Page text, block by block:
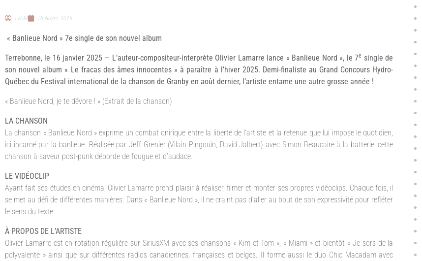
TVRM 16 janvier 2025
« Banlieue Nord » 7e single de son nouvel album
Terrebonne, le 16 janvier 2025 — L’auteur-compositeur-interprète Olivier Lamarre lance « Banlieue Nord », le 7e single de
son nouvel album « Le fracas des âmes innocentes » à paraître à l’hiver 2025. Demi-finaliste au Grand Concours Hydro-
Québec du Festival international de la chanson de Granby en août dernier, l’artiste entame une autre grosse année !
« Banlieue Nord, je te dévore ! » (Extrait de la chanson)
LA CHANSON
La chanson « Banlieue Nord » exprime un combat onirique entre la liberté de l’artiste et la retenue que lui impose le quotidien,
ici incarné par la banlieue. Réalisée par Jeff Grenier (Vilain Pingouin, David Jalbert) avec Simon Beaucaire à la batterie, cette
chanson à saveur post-punk déborde de fougue et d’audace.
LE VIDÉOCLIP
Ayant fait ses études en cinéma, Olivier Lamarre prend plaisir à réaliser, filmer et monter ses propres vidéoclips. Chaque fois, il
se met au défi de différentes manières. Dans « Banlieue Nord », il ne craint pas d’aller au bout de son expressivité pour refléter
le sens du texte.
À PROPOS DE L’ARTISTE
Olivier Lamarre est en rotation régulière sur SiriusXM avec ses chansons « Kim et Tom », « Miami » et bientôt « Je sors de la
polyvalente » ainsi que sur différentes radios canadiennes, françaises et belges. Il forme aussi le duo Chic Macadam avec